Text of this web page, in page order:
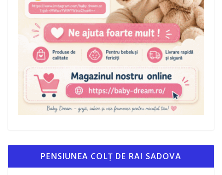
PENSIUNEA COLȚ DE RAI SADOVA